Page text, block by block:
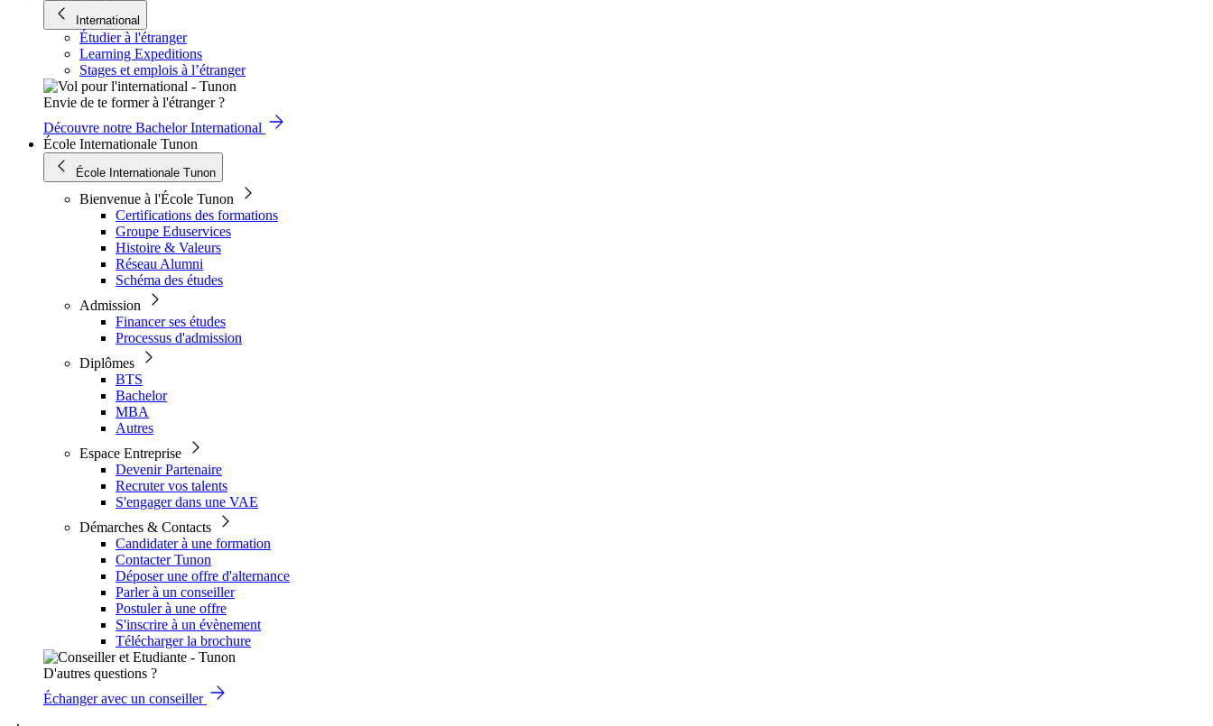
International
Étudier à l'étranger
Learning Expeditions
Stages et emplois à l’étranger
Envie de te former à l'étranger ?
Découvre notre Bachelor International
École Internationale Tunon
École Internationale Tunon
Bienvenue à l'École Tunon
Certifications des formations
Groupe Eduservices
Histoire & Valeurs
Réseau Alumni
Schéma des études
Admission
Financer ses études
Processus d'admission
Diplômes
BTS
Bachelor
MBA
Autres
Espace Entreprise
Devenir Partenaire
Recruter vos talents
S'engager dans une VAE
Démarches & Contacts
Candidater à une formation
Contacter Tunon
Déposer une offre d'alternance
Parler à un conseiller
Postuler à une offre
S'inscrire à un évènement
Télécharger la brochure
D'autres questions ?
Échanger avec un conseiller